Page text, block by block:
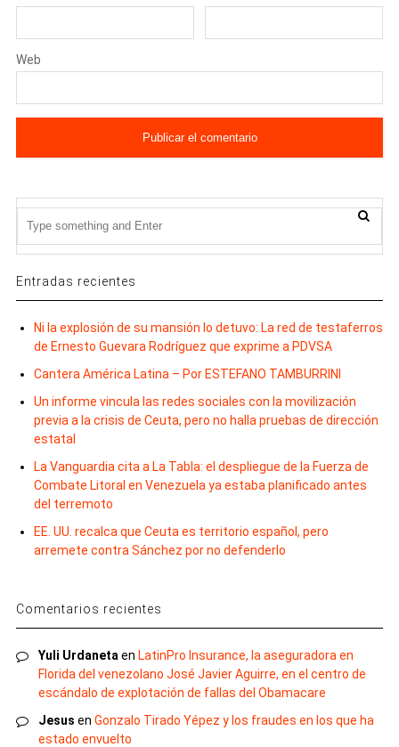
Web
Entradas recientes
Ni la explosión de su mansión lo detuvo: La red de testaferros
de Ernesto Guevara Rodríguez que exprime a PDVSA
Cantera América Latina – Por ESTEFANO TAMBURRINI
Un informe vincula las redes sociales con la movilización
previa a la crisis de Ceuta, pero no halla pruebas de dirección
estatal
La Vanguardia cita a La Tabla: el despliegue de la Fuerza de
Combate Litoral en Venezuela ya estaba planificado antes
del terremoto
EE. UU. recalca que Ceuta es territorio español, pero
arremete contra Sánchez por no defenderlo
Comentarios recientes
Yuli Urdaneta en LatinPro Insurance, la aseguradora en
Florida del venezolano José Javier Aguirre, en el centro de
escándalo de explotación de fallas del Obamacare
Jesus en Gonzalo Tirado Yépez y los fraudes en los que ha
estado envuelto